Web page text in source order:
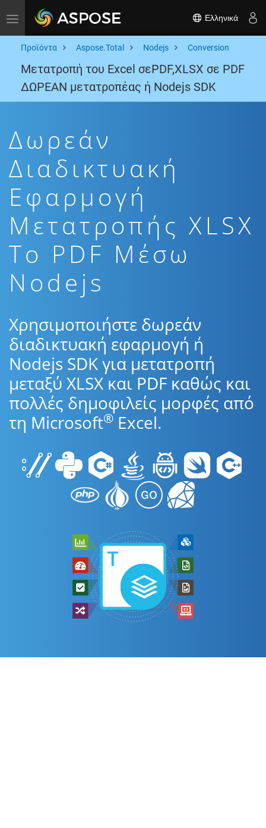
Toggle navigation Ελληνικά
Προϊόντα Aspose.Total Nodejs Conversion
Μετατροπή του Excel σεPDF,XLSX σε PDF
ΔΩΡΕΑΝ μετατροπέας ή Nodejs SDK
Δωρεάν
Διαδικτυακή
Εφαρμογή
Μετατροπής XLSX
To PDF Μέσω
Nodejs
Χρησιμοποιήστε δωρεάν
διαδικτυακή εφαρμογή ή
Nodejs SDK για μετατροπή
μεταξύ XLSX και PDF καθώς και
πολλές δημοφιλείς μορφές από
τη Microsoft® Excel.